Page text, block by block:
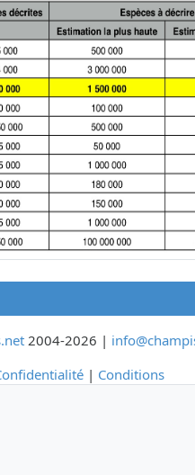
2004-2026 |
| Conditions